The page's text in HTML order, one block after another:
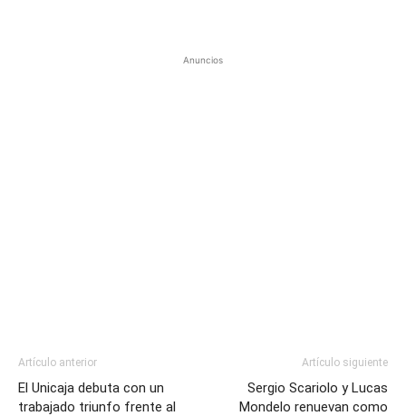
Anuncios
Artículo anterior
El Unicaja debuta con un
trabajado triunfo frente al
Artículo siguiente
Sergio Scariolo y Lucas
Mondelo renuevan como